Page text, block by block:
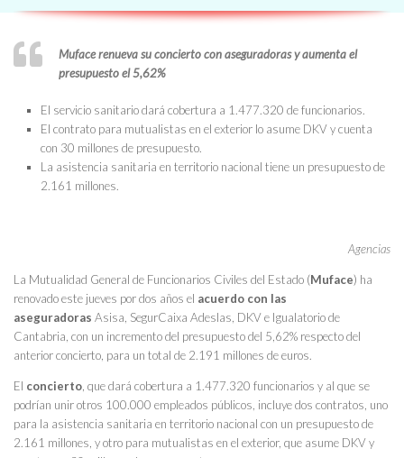
Muface renueva su concierto con aseguradoras y aumenta el
presupuesto el 5,62%
El servicio sanitario dará cobertura a 1.477.320 de funcionarios.
El contrato para mutualistas en el exterior lo asume DKV y cuenta
con 30 millones de presupuesto.
La asistencia sanitaria en territorio nacional tiene un presupuesto de
2.161 millones.
Agencias
La Mutualidad General de Funcionarios Civiles del Estado (Muface) ha
renovado este jueves por dos años el acuerdo con las
aseguradoras Asisa, SegurCaixa Adeslas, DKV e Igualatorio de
Cantabria, con un incremento del presupuesto del 5,62% respecto del
anterior concierto, para un total de 2.191 millones de euros.
El concierto , que dará cobertura a 1.477.320 funcionarios y al que se
podrían unir otros 100.000 empleados públicos, incluye dos contratos, uno
para la asistencia sanitaria en territorio nacional con un presupuesto de
2.161 millones, y otro para mutualistas en el exterior, que asume DKV y